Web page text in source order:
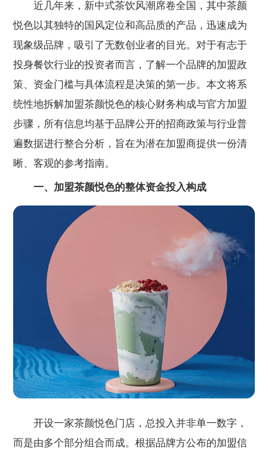
近几年来，新中式茶饮风潮席卷全国，其中茶颜
悦色以其独特的国风定位和高品质的产品，迅速成为
现象级品牌，吸引了无数创业者的目光。对于有志于
投身餐饮行业的投资者而言，了解一个品牌的加盟政
策、资金门槛与具体流程是决策的第一步。本文将系
统性地拆解加盟茶颜悦色的核心财务构成与官方加盟
步骤，所有信息均基于品牌公开的招商政策与行业普
遍数据进行整合分析，旨在为潜在加盟商提供一份清
晰、客观的参考指南。
一、加盟茶颜悦色的整体资金投入构成
开设一家茶颜悦色门店，总投入并非单一数字，
而是由多个部分组合而成。根据品牌方公布的加盟信